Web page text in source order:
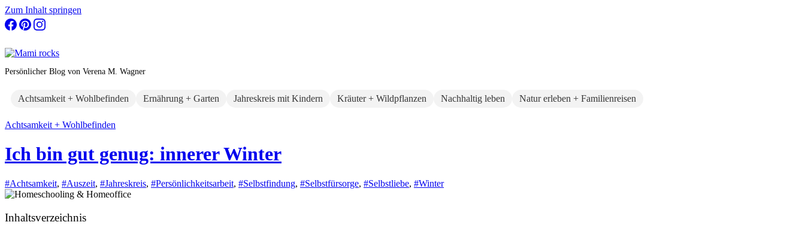
Zum Inhalt springen
Persönlicher Blog von Verena M. Wagner
Achtsamkeit + Wohlbefinden Ernährung + Garten Jahreskreis mit Kindern Kräuter + Wildpflanzen Nachhaltig leben Natur erleben + Familienreisen
Achtsamkeit + Wohlbefinden
Ich bin gut genug: innerer Winter
#Achtsamkeit, #Auszeit, #Jahreskreis, #Persönlichkeitsarbeit, #Selbstfindung, #Selbstfürsorge, #Selbstliebe, #Winter
Inhaltsverzeichnis